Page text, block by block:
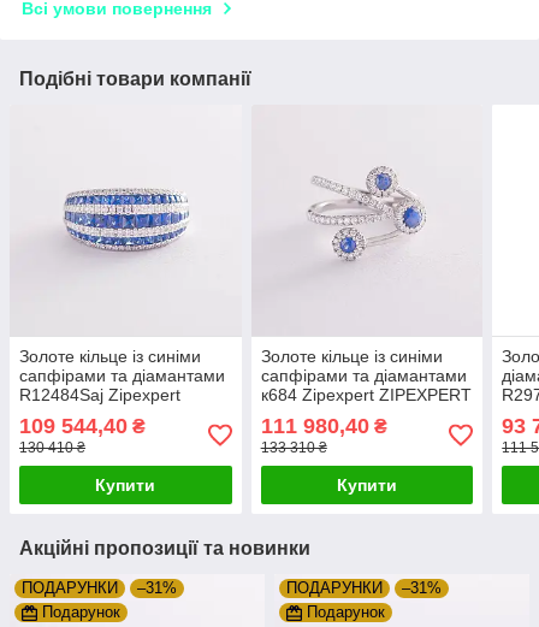
Всі умови повернення
Подібні товари компанії
Золоте кільце із синіми
сапфірами та діамантами
R12484Saj Zipexpert
ZIPEXPERT
109 544,40 ₴
130 410 ₴
Купити
Золоте кільце із синіми
сапфірами та діамантами
к684 Zipexpert ZIPEXPERT
111 980,40₴
133 310 ₴
Купити
93
111
Акційні пропозиції та новинки
ПОДАРУНКИ
–31%
Подарунок
ПОДАРУНКИ
–31%
Подарунок